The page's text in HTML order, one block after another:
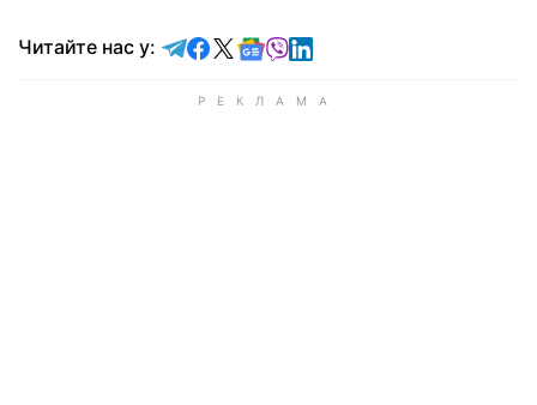
Читайте нас у: Читайте у Telegram
Читайте у Facebook
Читайте у X
Читайте у Google news
Читайте у Viber
Читайте у LinkedIn